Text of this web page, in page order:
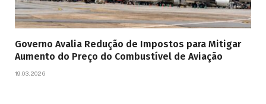
Governo Avalia Redução de Impostos para Mitigar
Aumento do Preço do Combustível de Aviação
19.03.2026